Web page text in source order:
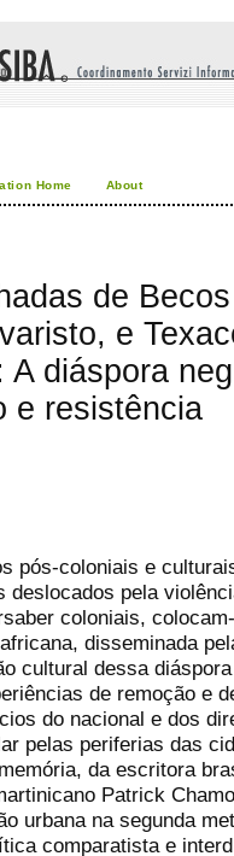
Home About
de
e
A diáspora
e resistência
pós-coloniais e
deslocados pela
coloniais,
disseminada
cultural dessa
de remoção e
do nacional e dos
pelas periferias das
da escritora
Patrick
urbana na segunda
comparatista e